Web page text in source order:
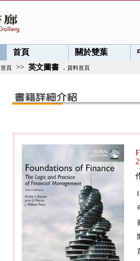
首頁 關於雙葉
首頁 >> 英文圖書 . 資料首頁